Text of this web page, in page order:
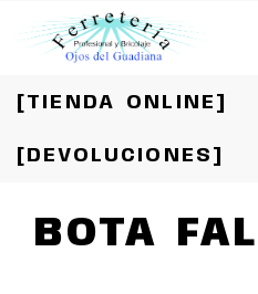
[TIENDA ONLINE]
[DEVOLUCIONES]
BOTA